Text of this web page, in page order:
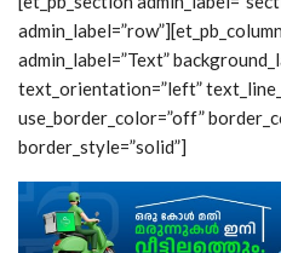
admin_label=”Text”
text_orientation=”left”
use_border_color=”off”
border_style=”solid”]